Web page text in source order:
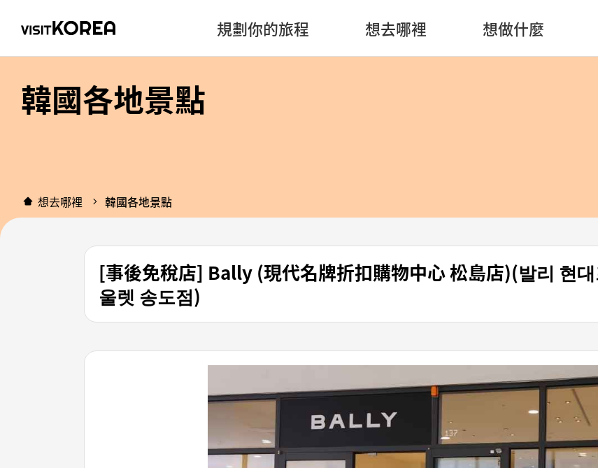
規劃你的旅程 想去哪裡 想做什麼
韓國各地景點
想去哪裡 韓國各地景點
[事後免稅店] Bally (現代名牌折扣購物中心 松島店)(발리 현
울렛 송도점)